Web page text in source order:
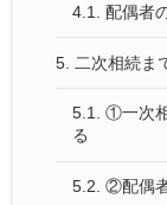
4.1. 配偶者
5. 二次相続ま
5.1. ①一次
る
5.2. ②配偶